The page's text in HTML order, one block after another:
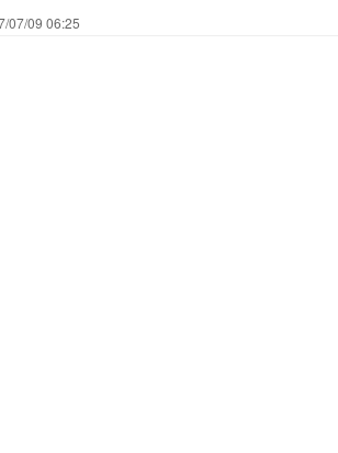
07/09 06:25